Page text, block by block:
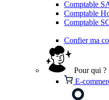
Comptable
Comptable
Comptable
Confier ma
Pour qui ?
E-